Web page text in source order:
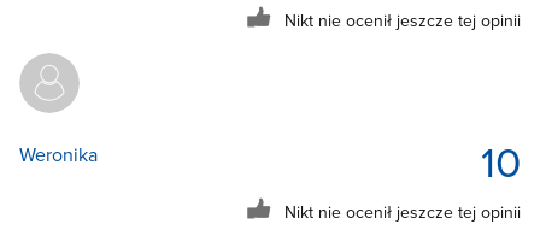
Nikt nie ocenił jeszcze tej opinii
10
Weronika
Nikt nie ocenił jeszcze tej opinii